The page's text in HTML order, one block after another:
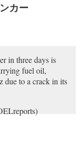
カー
in three days is
fuel oil,
due to a crack in its